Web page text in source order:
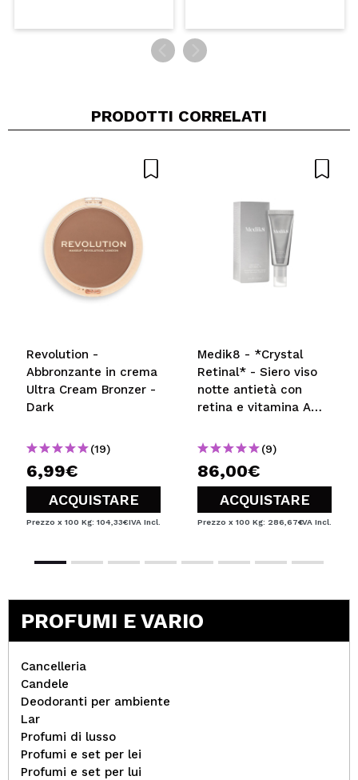
PRODOTTI CORRELATI
Revolution -
Abbronzante in crema
Ultra Cream Bronzer -
Dark
(19)
6,99€
ACQUISTARE
Prezzo x 100 Kg: 104,33€IVA Incl.
Medik8 - *Crystal
Retinal* - Siero viso
notte antietà con
retina e vitamina A
Retinal 6
(9)
86,00€
ACQUISTARE
Prezzo x 100 Kg: 286,67€IVA Incl.
PROFUMI E VARIO
Cancelleria
Candele
Deodoranti per ambiente
Lar
Profumi di lusso
Profumi e set per lei
Profumi e set per lui